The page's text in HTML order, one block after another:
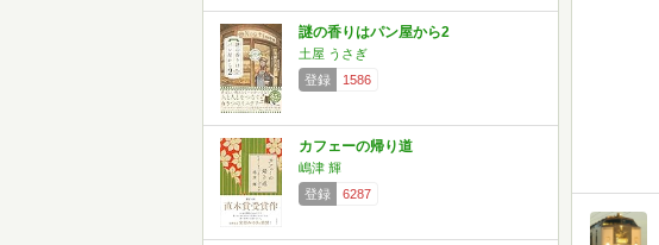
謎の香りはパン屋から2
土屋 うさぎ
登録
1586
カフェーの帰り道
嶋津 輝
登録
6287